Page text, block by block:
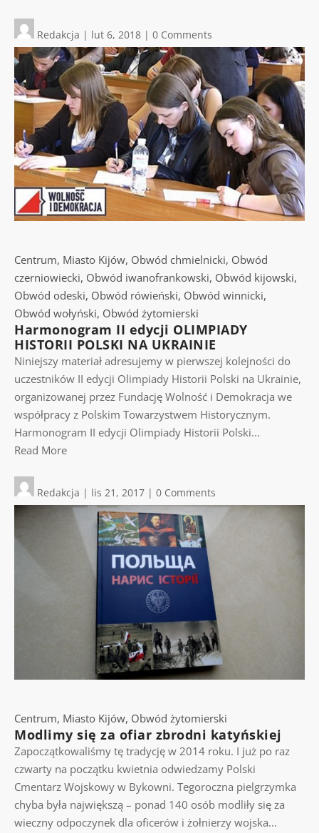
Redakcja | lut 6, 2018 |0 Comments
Centrum, Miasto Kijów, Obwód chmielnicki, Obwód
czerniowiecki, Obwód iwanofrankowski, Obwód kijowski,
Obwód odeski, Obwód rówieński, Obwód winnicki,
Obwód wołyński, Obwód żytomierski
Harmonogram II edycji OLIMPIADY
HISTORII POLSKI NA UKRAINIE
Niniejszy materiał adresujemy w pierwszej kolejności do
uczestników II edycji Olimpiady Historii Polski na Ukrainie,
organizowanej przez Fundację Wolność i Demokracja we
współpracy z Polskim Towarzystwem Historycznym.
Harmonogram II edycji Olimpiady Historii Polski...
Read More
Redakcja | lis 21, 2017 |0 Comments
Centrum, Miasto Kijów, Obwód żytomierski
Modlimy się za ofiar zbrodni katyńskiej
Zapoczątkowaliśmy tę tradycję w 2014 roku. I już po raz
czwarty na początku kwietnia odwiedzamy Polski
Cmentarz Wojskowy w Bykowni. Tegoroczna pielgrzymka
chyba była największą – ponad 140 osób modliły się za
wieczny odpoczynek dla oficerów i żołnierzy wojska...